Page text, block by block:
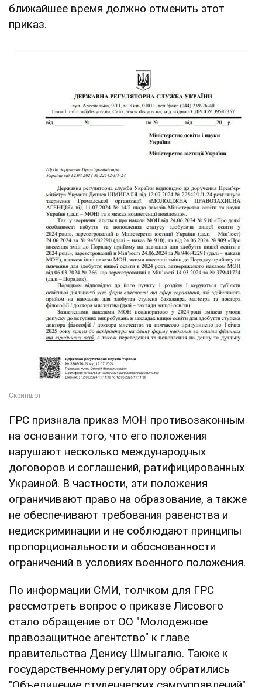
ближайшее время должно отменить этот
приказ.
ГРС признала приказ МОН противозаконным
на основании того, что его положения
нарушают несколько международных
договоров и соглашений, ратифицированных
Украиной. В частности, эти положения
ограничивают право на образование, а также
не обеспечивают требования равенства и
недискриминации и не соблюдают принципы
пропорциональности и обоснованности
ограничений в условиях военного положения.
По информации СМИ, толчком для ГРС
рассмотреть вопрос о приказе Лисового
стало обращение от ОО "Молодежное
правозащитное агентство" к главе
правительства Денису Шмыгалю. Также к
государственному регулятору обратились